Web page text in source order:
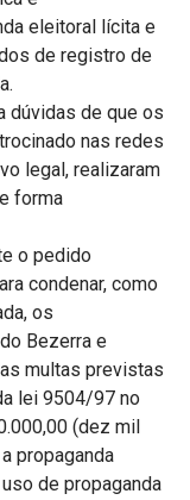
eleitoral lícita e
de registro de
de que os
nas redes
legal, realizaram
forma
o pedido
condenar, como
os
Bezerra e
multas previstas
lei 9504/97 no
(dez mil
propaganda
de propaganda